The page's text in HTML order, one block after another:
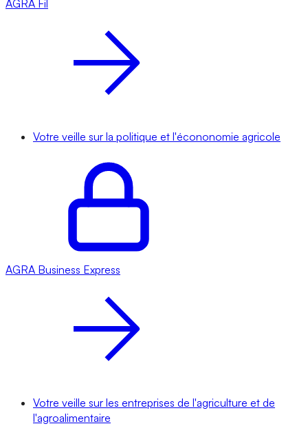
AGRA Fil
Votre veille sur la politique et l'écononomie agricole
AGRA Business Express
Votre veille sur les entreprises de l'agriculture et de
l'agroalimentaire